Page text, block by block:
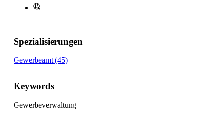
Spezialisierungen
Gewerbeamt (45)
Keywords
Gewerbeverwaltung